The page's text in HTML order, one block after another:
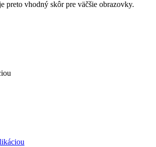
vhodný skôr pre väčšie obrazovky.